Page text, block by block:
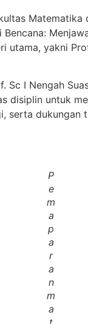
utama, yakni
Sc I Nengah
disiplin untuk
serta dukungan
P
e
m
a
p
a
r
a
n
m
a